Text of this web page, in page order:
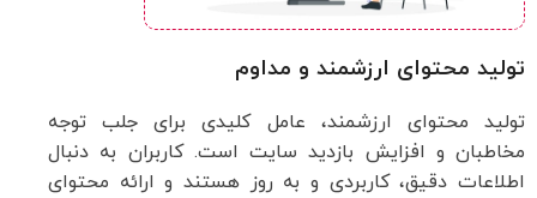
تولید محتوای ارزشمند و مداوم
تولید محتوای ارزشمند، عامل کلیدی برای جلب توجه
مخاطبان و افزایش بازدید سایت است. کاربران به دنبال
اطلاعات دقیق، کاربردی و به روز هستند و ارائه محتوای